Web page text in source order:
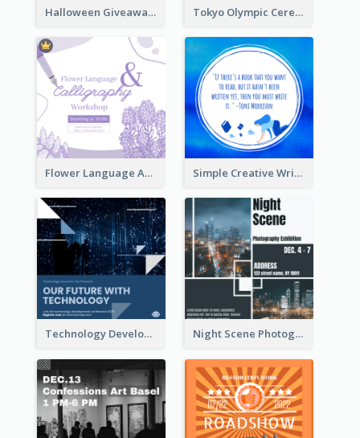
Halloween Giveaway Instagram Post Tokyo Olympic Ceremony Instagram Post
Flower Language And Calligraphy Instagram Post Simple Creative Writing Quote Instagram Post
Technology Development Conference Instagram Post Night Scene Photography Exhibition Instagram Post